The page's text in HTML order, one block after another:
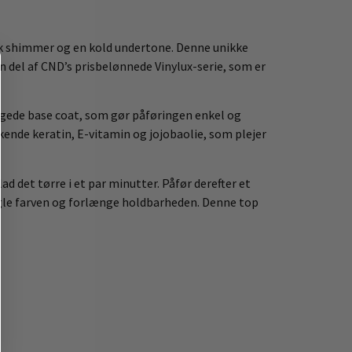
og en kold undertone. Denne unikke
af CND’s prisbelønnede Vinylux-serie, som er
base coat, som gør påføringen enkel og
keratin, E-vitamin og jojobaolie, som plejer
det tørre i et par minutter. Påfør derefter et
farven og forlænge holdbarheden. Denne top